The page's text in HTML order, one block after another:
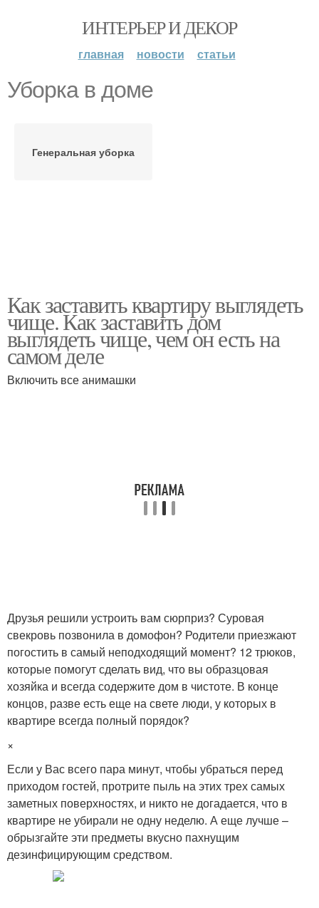
ИНТЕРЬЕР И ДЕКОР
главная новости статьи
Уборка в доме
Генеральная уборка
Как заставить квартиру выглядеть
чище. Как заставить дом
выглядеть чище, чем он есть на
самом деле
Включить все анимашки
Друзья решили устроить вам сюрприз? Суровая
свекровь позвонила в домофон? Родители приезжают
погостить в самый неподходящий момент? ​12 трюков,
которые помогут сделать вид, что вы образцовая
хозяйка и всегда содержите дом в чистоте. В конце
концов, разве есть еще на свете люди, у которых в
квартире всегда полный порядок?
×
Если у Вас всего пара минут, чтобы убраться перед
приходом гостей, протрите пыль на этих трех самых
заметных поверхностях, и никто не догадается, что в
квартире не убирали не одну неделю. А еще лучше –
обрызгайте эти предметы вкусно пахнущим
дезинфицирующим средством.